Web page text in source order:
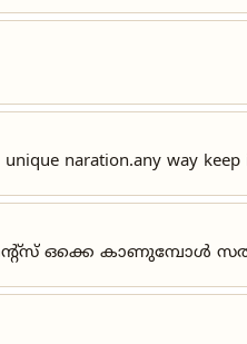
naration.any way keep
ഒക്കെ കാണുമ്പോൾ